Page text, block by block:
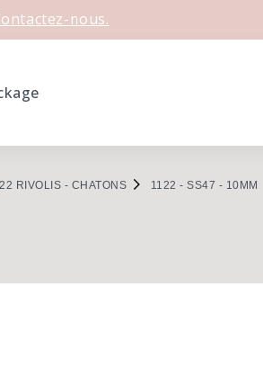
nous.
RIVOLIS - CHATONS 1122 - SS47 - 10MM